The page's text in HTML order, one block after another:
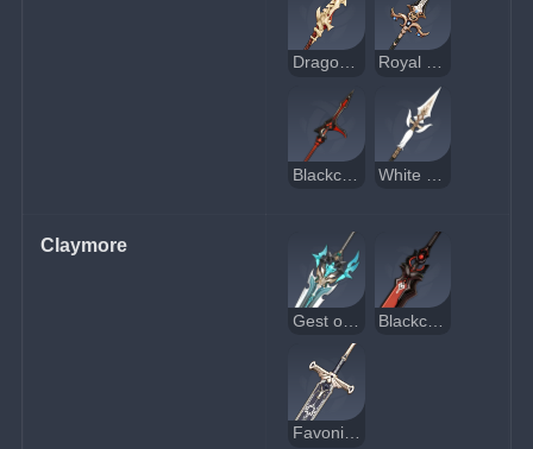
Dragonspine Spear Royal Spear
Blackcliff Pole
Claymore
Favonius Greatsword